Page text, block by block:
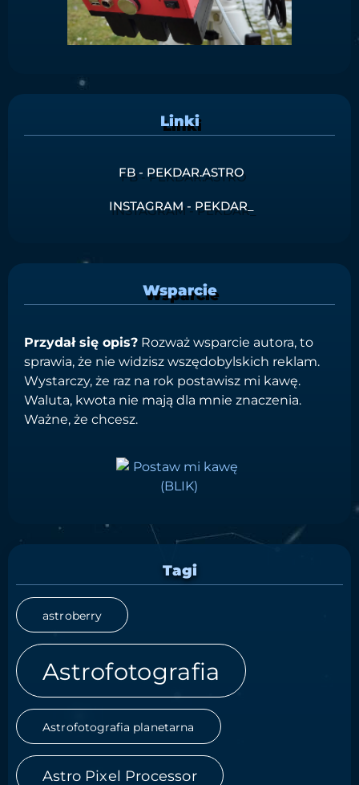
Linki
FB - PEKDAR.ASTRO
INSTAGRAM - PEKDAR_
Wsparcie
Przydał się opis? Rozważ wsparcie autora, to
sprawia, że nie widzisz wszędobylskich reklam.
Wystarczy, że raz na rok postawisz mi kawę.
Waluta, kwota nie mają dla mnie znaczenia.
Ważne, że chcesz.
Tagi
astroberry
Astrofotografia
Astrofotografia planetarna
Astro Pixel Processor